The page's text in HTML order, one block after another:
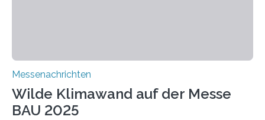
Messenachrichten
Wilde Klimawand auf der Messe
BAU 2025